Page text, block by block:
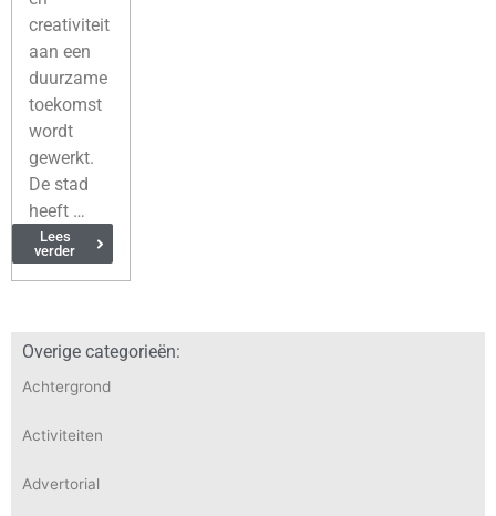
creativiteit
aan een
duurzame
toekomst
wordt
gewerkt.
De stad
heeft …
Lees
verder
Overige categorieën:
Achtergrond
Activiteiten
Advertorial